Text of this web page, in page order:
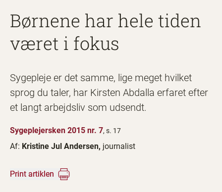
Børnene har hele tiden
været i fokus
Sygepleje er det samme, lige meget hvilket
sprog du taler, har Kirsten Abdalla erfaret efter
et langt arbejdsliv som udsendt.
Sygeplejersken 2015 nr. 7, s. 17
Af: Kristine Jul Andersen, journalist
Print artiklen